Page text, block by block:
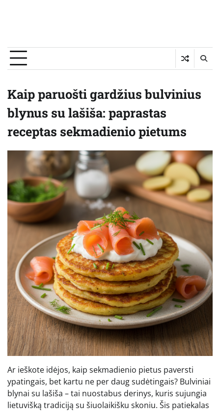
Kaip paruošti gardžius bulvinius
blynus su lašiša: paprastas
receptas sekmadienio pietums
Ar ieškote idėjos, kaip sekmadienio pietus paversti
ypatingais, bet kartu ne per daug sudėtingais? Bulviniai
blynai su lašiša – tai nuostabus derinys, kuris sujungia
lietuvišką tradiciją su šiuolaikišku skoniu. Šis patiekalas